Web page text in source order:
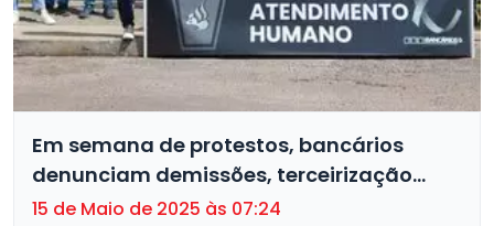
Em semana de protestos, bancários
denunciam demissões, terceirização
fraudulenta e fechamento de agências
15 de Maio de 2025 às 07:24